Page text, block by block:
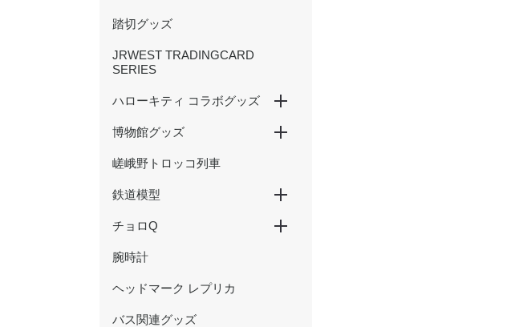
踏切グッズ
JRWEST TRADINGCARD
SERIES
ハローキティ コラボグッズ
ハローキティ新幹線
ハローキティ×大阪環状線
ハローキティ はるか
博物館グッズ
京都鉄道博物館グッズ
ウメテツグッズ
津山まなびの鉄道館グッズ
嵯峨野トロッコ列車
鉄道模型
Nゲージ
HOゲージ
チョロQ
新幹線
在来線・特急
SL・蒸気機関車
腕時計
ヘッドマーク レプリカ
バス関連グッズ